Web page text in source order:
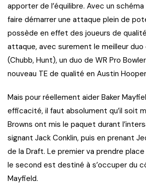
apporter de l’équilibre. Avec un
faire démarrer une attaque plein de
possède en effet des joueurs de
attaque, avec surement le meilleur duo
(Chubb, Hunt), un duo de WR Pro
nouveau TE de qualité en Austin
Mais pour réellement aider Baker
efficacité, il faut absolument qu’il soit
Browns ont mis le paquet durant
signant Jack Conklin, puis en prenant
de la Draft. Le premier va prendre
le second est destiné à s’occuper du
Mayfield.